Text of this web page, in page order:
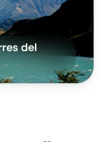
del